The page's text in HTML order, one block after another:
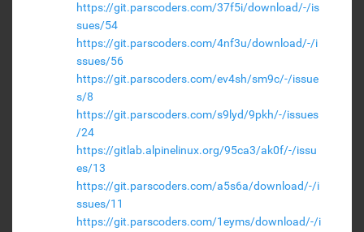
https://git.parscoders.com/37f5i/download/-/is
sues/54
https://git.parscoders.com/4nf3u/download/-/i
ssues/56
https://git.parscoders.com/ev4sh/sm9c/-/issue
s/8
https://git.parscoders.com/s9lyd/9pkh/-/issues
/24
https://gitlab.alpinelinux.org/95ca3/ak0f/-/issu
es/13
https://git.parscoders.com/a5s6a/download/-/i
ssues/11
https://git.parscoders.com/1eyms/download/-/i